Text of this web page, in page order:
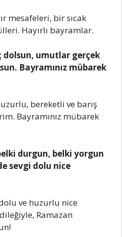
mesafeleri, bir sıcak
Hayırlı bayramlar.
dolsun, umutlar gerçek
Bayramınız mübarek
bereketli ve barış
Bayramınız mübarek
durgun, belki yorgun
sevgi dolu nice
ve huzurlu nice
Ramazan